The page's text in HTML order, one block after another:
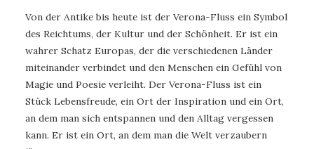
Von der Antike bis heute ist der Verona-Fluss ein Symbol
des Reichtums, der Kultur und der Schönheit. Er ist ein
wahrer Schatz Europas, der die verschiedenen Länder
miteinander verbindet und den Menschen ein Gefühl von
Magie und Poesie verleiht. Der Verona-Fluss ist ein
Stück Lebensfreude, ein Ort der Inspiration und ein Ort,
an dem man sich entspannen und den Alltag vergessen
kann. Er ist ein Ort, an dem man die Welt verzaubern